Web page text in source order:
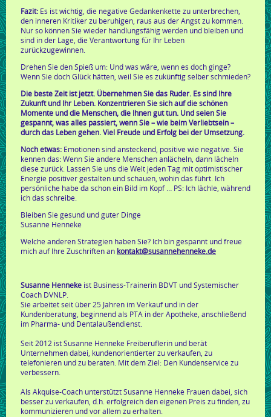
Fazit: Es ist wichtig, die negative Gedankenkette zu unterbrechen,
den inneren Kritiker zu beruhigen, raus aus der Angst zu kommen.
Nur so können Sie wieder handlungsfähig werden und bleiben und
sind in der Lage, die Verantwortung für Ihr Leben
zurückzugewinnen.
Drehen Sie den Spieß um: Und was wäre, wenn es doch ginge?
Wenn Sie doch Glück hätten, weil Sie es zukünftig selber schmieden?
Die beste Zeit ist jetzt. Übernehmen Sie das Ruder. Es sind Ihre
Zukunft und Ihr Leben. Konzentrieren Sie sich auf die schönen
Momente und die Menschen, die Ihnen gut tun. Und seien Sie
gespannt, was alles passiert, wenn Sie – wie beim Verliebtsein –
durch das Leben gehen. Viel Freude und Erfolg bei der Umsetzung.
Noch etwas: Emotionen sind ansteckend, positive wie negative. Sie
kennen das: Wenn Sie andere Menschen anlächeln, dann lächeln
diese zurück. Lassen Sie uns die Welt jeden Tag mit optimistischer
Energie positiver gestalten und schauen, wohin das führt. Ich
persönliche habe da schon ein Bild im Kopf … PS: Ich lächle, während
ich das schreibe.
Bleiben Sie gesund und guter Dinge
Susanne Henneke
Welche anderen Strategien haben Sie? Ich bin gespannt und freue
mich auf Ihre Zuschriften an kontakt@susannehenneke.de
Susanne Henneke ist Business-Trainerin BDVT und Systemischer
Coach DVNLP.
Sie arbeitet seit über 25 Jahren im Verkauf und in der
Kundenberatung, beginnend als PTA in der Apotheke, anschließend
im Pharma- und Dentalaußendienst.
Seit 2012 ist Susanne Henneke Freiberuflerin und berät
Unternehmen dabei, kundenorientierter zu verkaufen, zu
telefonieren und zu beraten. Mit dem Ziel: Den Kundenservice zu
verbessern.
Als Akquise-Coach unterstützt Susanne Henneke Frauen dabei, sich
besser zu verkaufen, d.h. erfolgreich den eigenen Preis zu finden, zu
kommunizieren und vor allem zu erhalten.